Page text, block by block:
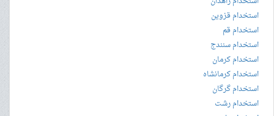
استخدام قزوین
استخدام قم
استخدام سنندج
استخدام کرمان
استخدام کرمانشاه
استخدام گرگان
استخدام رشت